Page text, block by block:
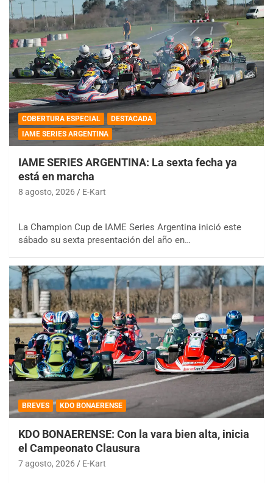
COBERTURA ESPECIAL
DESTACADA
IAME SERIES ARGENTINA
IAME SERIES ARGENTINA: La sexta fecha ya
está en marcha
8 agosto, 2026 E-Kart
La Champion Cup de IAME Series Argentina inició este
sábado su sexta presentación del año en…
BREVES KDO BONAERENSE
KDO BONAERENSE: Con la vara bien alta, inicia
el Campeonato Clausura
7 agosto, 2026 E-Kart